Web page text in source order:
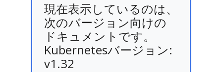
現在表示しているのは、
次のバージョン向けの
ドキュメントです。
Kubernetesバージョン:
v1.32